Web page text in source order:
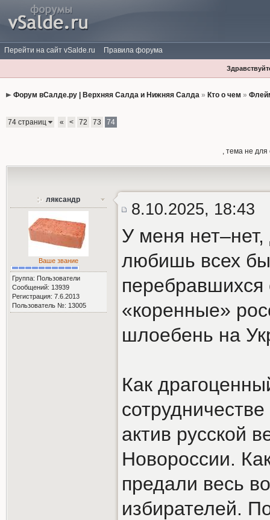
Перейти на сайт vSalde.ru Правила форума
Форум вСалде.ру | Верхняя Салда и Нижняя Салда» Кто о чем »
74 страниц « < 72 73 74
, тема не
ляксандр
Ваше звание
Группа: Пользователи
Сообщений: 13939
Регистрация: 7.6.2013
Пользователь №: 13005
8.10.2025, 18:43
У меня
любишь всех
«коренные»
шлоебень на
Как
актив русской
Новороссии.
предали весь
избирателей.